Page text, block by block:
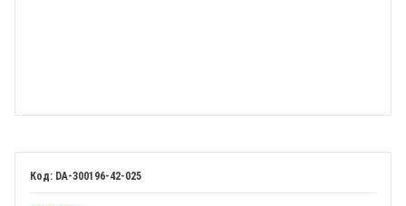
DA-300196-42-025